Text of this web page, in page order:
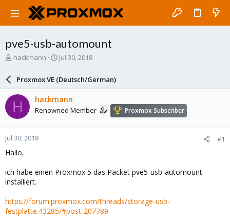
pve5-usb-automount
T
a
d
s
t
a
r
t
e
hackmann
S
a
r
d
a
e
Jul 30, 2018
Proxmox VE (Deutsch/German)
H hackmann
Renowned Member Proxmox Subscriber
Jul 30, 2018 #1
Hallo,
ich habe einen Proxmox 5 das Packet pve5-usb-automount
installiert.
https://forum.proxmox.com/threads/storage-usb-
festplatte.43285/#post-207789